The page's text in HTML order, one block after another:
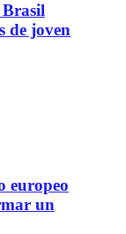
Brasil
de joven
europeo
un